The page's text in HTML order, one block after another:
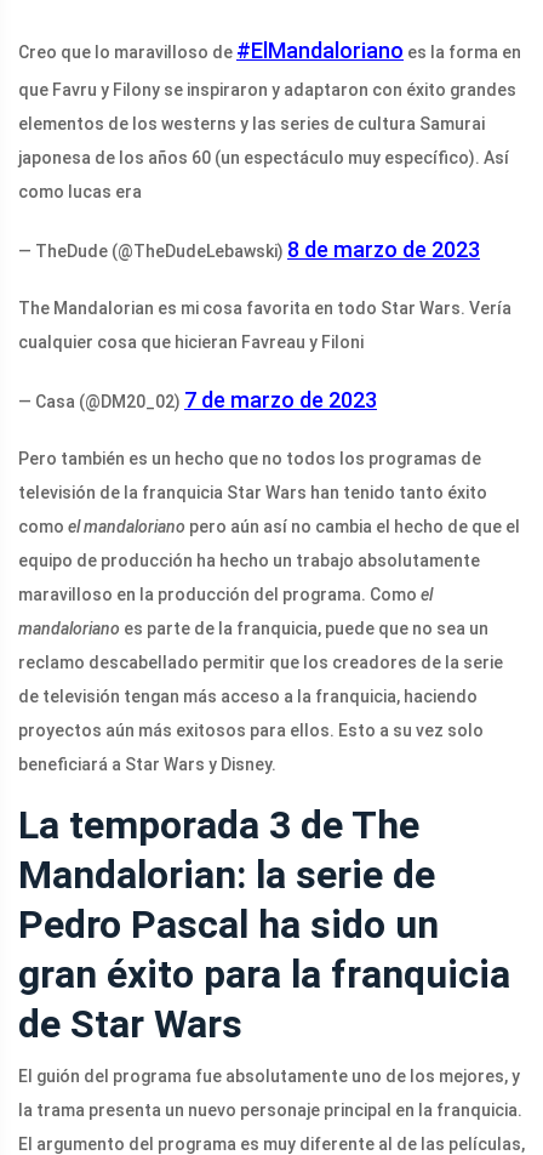
Creo que lo maravilloso de #ElMandaloriano es la forma en
que Favru y Filony se inspiraron y adaptaron con éxito grandes
elementos de los westerns y las series de cultura Samurai
japonesa de los años 60 (un espectáculo muy específico). Así
como lucas era
— TheDude (@TheDudeLebawski) 8 de marzo de 2023
The Mandalorian es mi cosa favorita en todo Star Wars. Vería
cualquier cosa que hicieran Favreau y Filoni
— Casa (@DM20_02) 7 de marzo de 2023
Pero también es un hecho que no todos los programas de
televisión de la franquicia Star Wars han tenido tanto éxito
como el mandaloriano pero aún así no cambia el hecho de que el
equipo de producción ha hecho un trabajo absolutamente
maravilloso en la producción del programa. Como el
mandaloriano es parte de la franquicia, puede que no sea un
reclamo descabellado permitir que los creadores de la serie
de televisión tengan más acceso a la franquicia, haciendo
proyectos aún más exitosos para ellos. Esto a su vez solo
beneficiará a Star Wars y Disney.
La temporada 3 de The
Mandalorian: la serie de
Pedro Pascal ha sido un
gran éxito para la franquicia
de Star Wars
El guión del programa fue absolutamente uno de los mejores, y
la trama presenta un nuevo personaje principal en la franquicia.
El argumento del programa es muy diferente al de las películas,